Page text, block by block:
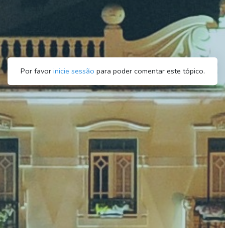
Por favor inicie sessão para poder comentar este tópico.